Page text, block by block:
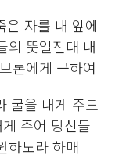
은 자를 내 앞에
의 뜻일진대 내
론에게 구하여
굴을 내게 주도
주어 당신들
하노라 하매